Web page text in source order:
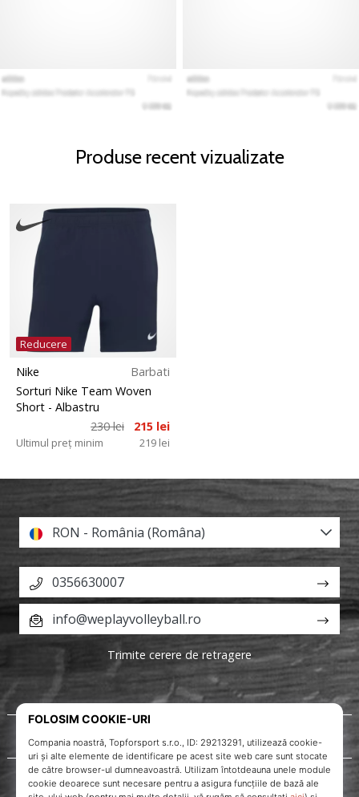
Produse recent vizualizate
Reducere
Nike
Barbati
Sorturi Nike Team Woven
Short - Albastru
230 lei
215 lei
Ultimul preț minim 219 lei
Despre noi
Servicii clienți
RON - România (Româna)
0356630007
info@weplayvolleyball.ro
Trimite cerere de retragere